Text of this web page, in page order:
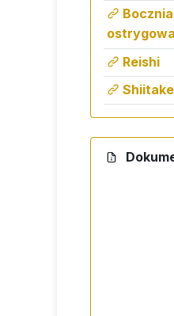
Boczniak
Nie
dzieci.
Reishi
Shiitake